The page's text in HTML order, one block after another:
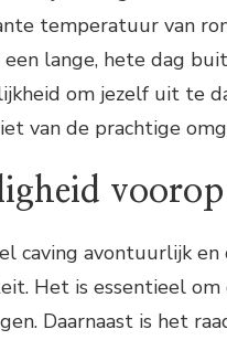
temperatuur van
een lange, hete dag
om jezelf uit te
van de prachtige
voorop
caving avontuurlijk
Het is essentieel
Daarnaast is het